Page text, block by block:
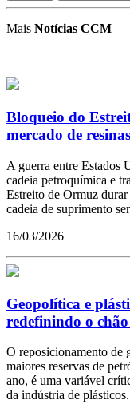
Mais Notícias CCM
Bloqueio do
mercado de resinas
A guerra entre Estados
cadeia petroquímica e
Estreito de Ormuz durar
cadeia de suprimento
16/03/2026
Geopolítica e
redefinindo o
O reposicionamento de
maiores reservas de
ano, é uma variável
da indústria de plásticos.